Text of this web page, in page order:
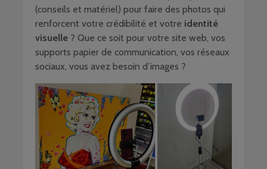
(conseils et matériel) pour faire des photos qui
renforcent votre crédibilité et votre identité
visuelle ? Que ce soit pour votre site web, vos
supports papier de communication, vos réseaux
sociaux, vous avez besoin d’images ?